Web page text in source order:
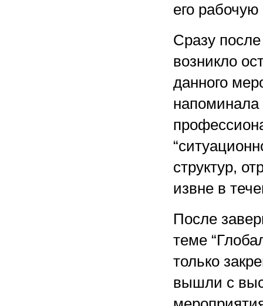
его
Сразу
возникло
данного
напоминала
структур,
извне в
После
теме
только
вышли с